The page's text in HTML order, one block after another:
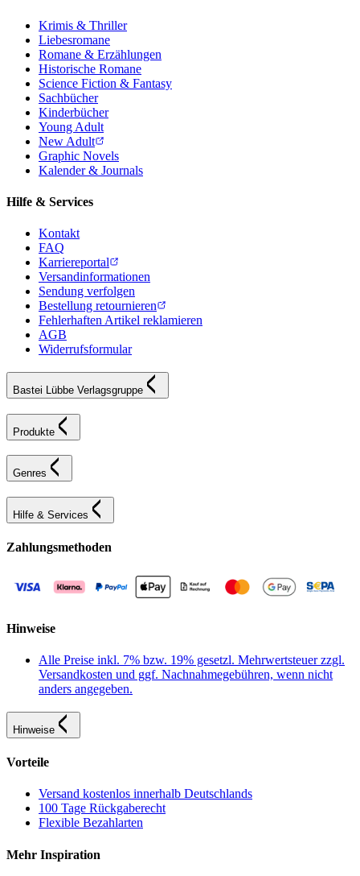
Krimis & Thriller
Liebesromane
Romane & Erzählungen
Historische Romane
Science Fiction & Fantasy
Sachbücher
Kinderbücher
Young Adult
New Adult
Graphic Novels
Kalender & Journals
Hilfe & Services
Kontakt
FAQ
Karriereportal
Versandinformationen
Sendung verfolgen
Bestellung retournieren
Fehlerhaften Artikel reklamieren
AGB
Widerrufsformular
Bastei Lübbe Verlagsgruppe
Produkte
Genres
Hilfe & Services
Zahlungsmethoden
Hinweise
Alle Preise inkl. 7% bzw. 19% gesetzl. Mehrwertsteuer zzgl.
Versandkosten und ggf. Nachnahmegebühren, wenn nicht
anders angegeben.
Hinweise
Vorteile
Versand kostenlos innerhalb Deutschlands
100 Tage Rückgaberecht
Flexible Bezahlarten
Mehr Inspiration